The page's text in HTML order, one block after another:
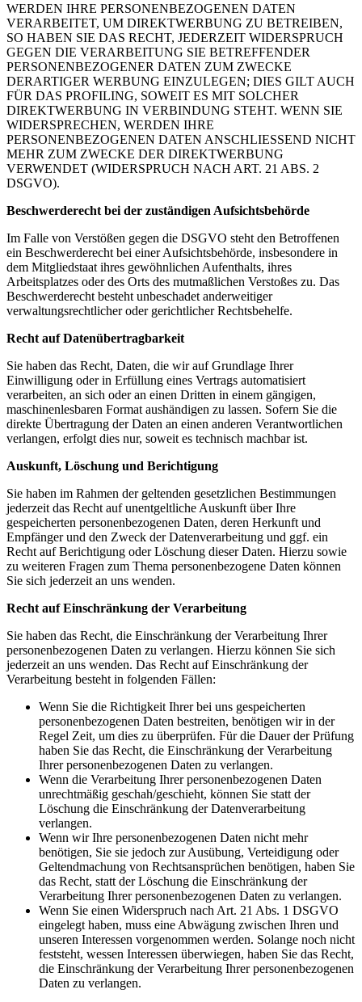
WERDEN IHRE PERSONENBEZOGENEN DATEN
VERARBEITET, UM DIREKTWERBUNG ZU BETREIBEN,
SO HABEN SIE DAS RECHT, JEDERZEIT WIDERSPRUCH
GEGEN DIE VERARBEITUNG SIE BETREFFENDER
PERSONENBEZOGENER DATEN ZUM ZWECKE
DERARTIGER WERBUNG EINZULEGEN; DIES GILT AUCH
FÜR DAS PROFILING, SOWEIT ES MIT SOLCHER
DIREKTWERBUNG IN VERBINDUNG STEHT. WENN SIE
WIDERSPRECHEN, WERDEN IHRE
PERSONENBEZOGENEN DATEN ANSCHLIESSEND NICHT
MEHR ZUM ZWECKE DER DIREKTWERBUNG
VERWENDET (WIDERSPRUCH NACH ART. 21 ABS. 2
DSGVO).
Beschwerde­recht bei der zuständigen Aufsichts­behörde
Im Falle von Verstößen gegen die DSGVO steht den Betroffenen
ein Beschwerderecht bei einer Aufsichtsbehörde, insbesondere in
dem Mitgliedstaat ihres gewöhnlichen Aufenthalts, ihres
Arbeitsplatzes oder des Orts des mutmaßlichen Verstoßes zu. Das
Beschwerderecht besteht unbeschadet anderweitiger
verwaltungsrechtlicher oder gerichtlicher Rechtsbehelfe.
Recht auf Daten­übertrag­barkeit
Sie haben das Recht, Daten, die wir auf Grundlage Ihrer
Einwilligung oder in Erfüllung eines Vertrags automatisiert
verarbeiten, an sich oder an einen Dritten in einem gängigen,
maschinenlesbaren Format aushändigen zu lassen. Sofern Sie die
direkte Übertragung der Daten an einen anderen Verantwortlichen
verlangen, erfolgt dies nur, soweit es technisch machbar ist.
Auskunft, Löschung und Berichtigung
Sie haben im Rahmen der geltenden gesetzlichen Bestimmungen
jederzeit das Recht auf unentgeltliche Auskunft über Ihre
gespeicherten personenbezogenen Daten, deren Herkunft und
Empfänger und den Zweck der Datenverarbeitung und ggf. ein
Recht auf Berichtigung oder Löschung dieser Daten. Hierzu sowie
zu weiteren Fragen zum Thema personenbezogene Daten können
Sie sich jederzeit an uns wenden.
Recht auf Einschränkung der Verarbeitung
Sie haben das Recht, die Einschränkung der Verarbeitung Ihrer
personenbezogenen Daten zu verlangen. Hierzu können Sie sich
jederzeit an uns wenden. Das Recht auf Einschränkung der
Verarbeitung besteht in folgenden Fällen:
Wenn Sie die Richtigkeit Ihrer bei uns gespeicherten
personenbezogenen Daten bestreiten, benötigen wir in der
Regel Zeit, um dies zu überprüfen. Für die Dauer der Prüfung
haben Sie das Recht, die Einschränkung der Verarbeitung
Ihrer personenbezogenen Daten zu verlangen.
Wenn die Verarbeitung Ihrer personenbezogenen Daten
unrechtmäßig geschah/geschieht, können Sie statt der
Löschung die Einschränkung der Datenverarbeitung
verlangen.
Wenn wir Ihre personenbezogenen Daten nicht mehr
benötigen, Sie sie jedoch zur Ausübung, Verteidigung oder
Geltendmachung von Rechtsansprüchen benötigen, haben Sie
das Recht, statt der Löschung die Einschränkung der
Verarbeitung Ihrer personenbezogenen Daten zu verlangen.
Wenn Sie einen Widerspruch nach Art. 21 Abs. 1 DSGVO
eingelegt haben, muss eine Abwägung zwischen Ihren und
unseren Interessen vorgenommen werden. Solange noch nicht
feststeht, wessen Interessen überwiegen, haben Sie das Recht,
die Einschränkung der Verarbeitung Ihrer personenbezogenen
Daten zu verlangen.